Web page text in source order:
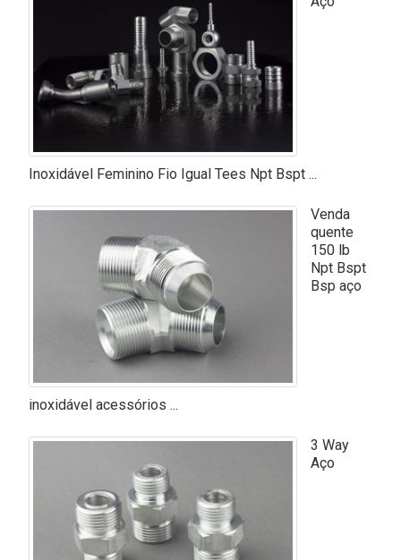
Inoxidável Feminino Fio Igual Tees Npt Bspt ...
Venda
quente
150 lb
Npt Bspt
Bsp aço
inoxidável acessórios ...
3 Way
Aço